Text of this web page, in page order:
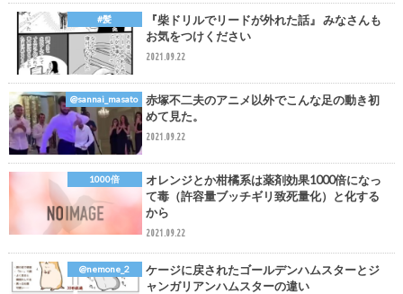
#髪
『柴ドリルでリードが外れた話』 みなさんも
お気をつけください
2021.09.22
@sannai_masato
赤塚不二夫のアニメ以外でこんな足の動き初
めて見た。
2021.09.22
1000倍
オレンジとか柑橘系は薬剤効果1000倍になっ
て毒（許容量ブッチギリ致死量化）と化する
から
2021.09.22
@nemone_2
ケージに戻されたゴールデンハムスターとジ
ャンガリアンハムスターの違い